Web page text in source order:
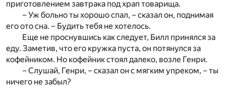
приготовлением завтрака под храп товарища.
– Уж больно ты хорошо спал, – сказал он, поднимая
его ото сна. – Будить тебя не хотелось.
Еще не проснувшись как следует, Билл принялся за
еду. Заметив, что его кружка пуста, он потянулся за
кофейником. Но кофейник стоял далеко, возле Генри.
– Слушай, Генри, – сказал он с мягким упреком, – ты
ничего не забыл?